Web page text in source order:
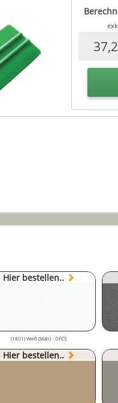
Hier bestellen..
(1801) Weiß (Matt) - DFC5
Hier bestellen..